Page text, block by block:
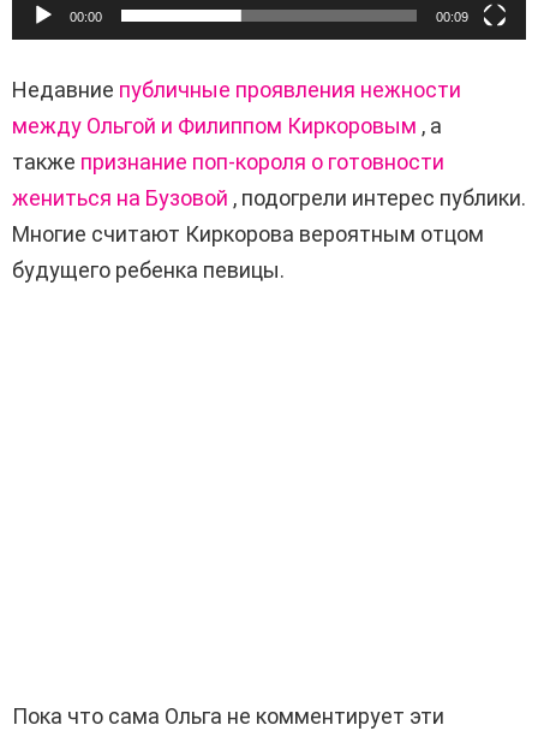
00:00 00:09
Недавние публичные проявления нежности
между Ольгой и Филиппом Киркоровым , а
также признание поп-короля о готовности
жениться на Бузовой , подогрели интерес публики.
Многие считают Киркорова вероятным отцом
будущего ребенка певицы.
Пока что сама Ольга не комментирует эти